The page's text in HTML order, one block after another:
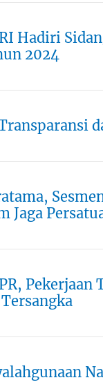
Hadiri
2024
Jaga
Pekerjaan